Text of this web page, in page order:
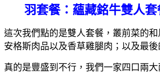
羽套餐：蘊藏銘牛雙人套
這次我們點的是雙人套餐，叢前菜的
安格斯肉品以及香草雞腿肉；以及最
真的是豐盛到不行，我們一家四口兩大